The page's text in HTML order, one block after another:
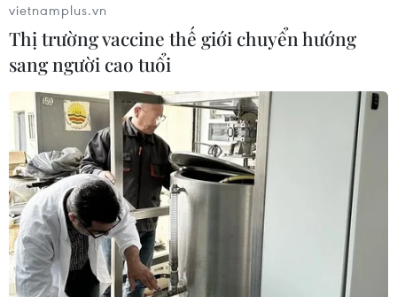
(TTXVN/Vietnam+)
vietnamplus.vn
Thị trường vaccine thế giới chuyển hướng
sang người cao tuổi